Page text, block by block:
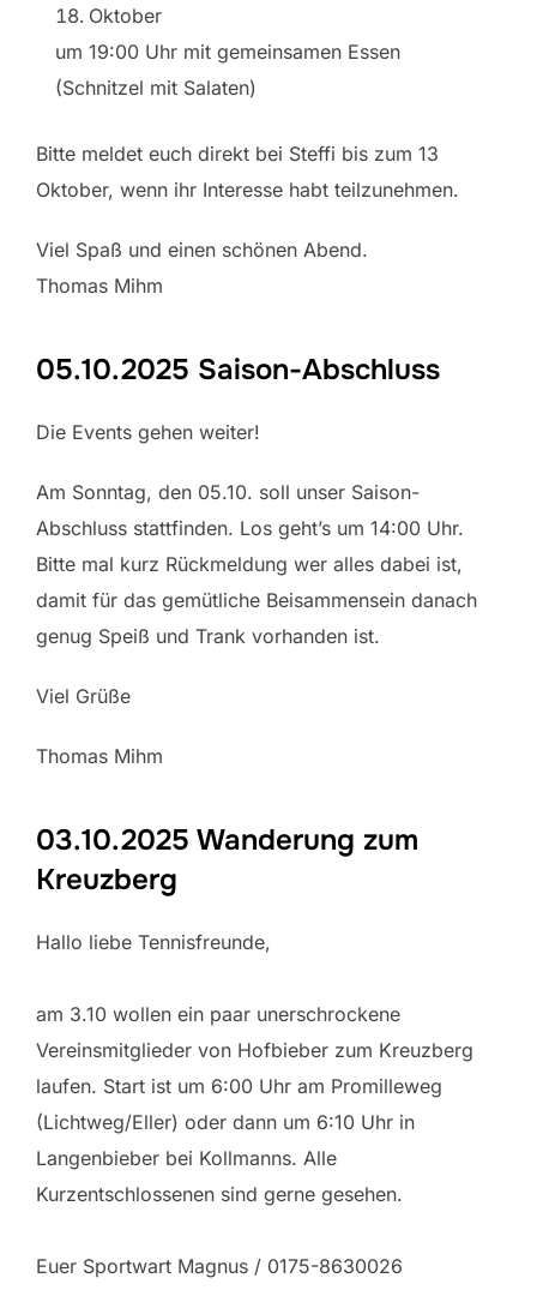
Oktober
um 19:00 Uhr mit gemeinsamen Essen
(Schnitzel mit Salaten)
Bitte meldet euch direkt bei Steffi bis zum 13
Oktober, wenn ihr Interesse habt teilzunehmen.
Viel Spaß und einen schönen Abend.
Thomas Mihm
05.10.2025 Saison-Abschluss
Die Events gehen weiter!
Am Sonntag, den 05.10. soll unser Saison-
Abschluss stattfinden. Los geht’s um 14:00 Uhr.
Bitte mal kurz Rückmeldung wer alles dabei ist,
damit für das gemütliche Beisammensein danach
genug Speiß und Trank vorhanden ist.
Viel Grüße
Thomas Mihm
03.10.2025 Wanderung zum
Kreuzberg
Hallo liebe Tennisfreunde,
am 3.10 wollen ein paar unerschrockene
Vereinsmitglieder von Hofbieber zum Kreuzberg
laufen. Start ist um 6:00 Uhr am Promilleweg
(Lichtweg/Eller) oder dann um 6:10 Uhr in
Langenbieber bei Kollmanns. Alle
Kurzentschlossenen sind gerne gesehen.
Euer Sportwart Magnus / 0175-8630026